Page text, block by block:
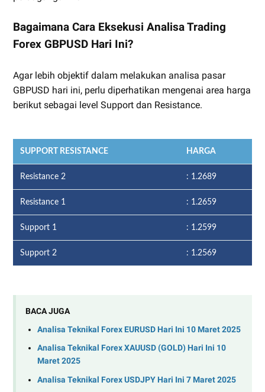
Bagaimana Cara Eksekusi Analisa Trading
Forex GBPUSD Hari Ini?
Agar lebih objektif dalam melakukan analisa pasar
GBPUSD hari ini, perlu diperhatikan mengenai area harga
berikut sebagai level Support dan Resistance.
SUPPORT RESISTANCE HARGA
Resistance 2 : 1.2689
Resistance 1 : 1.2659
Support 1 : 1.2599
Support 2 : 1.2569
BACA JUGA
Analisa Teknikal Forex EURUSD Hari Ini 10 Maret 2025
Analisa Teknikal Forex XAUUSD (GOLD) Hari Ini 10
Maret 2025
Analisa Teknikal Forex USDJPY Hari Ini 7 Maret 2025